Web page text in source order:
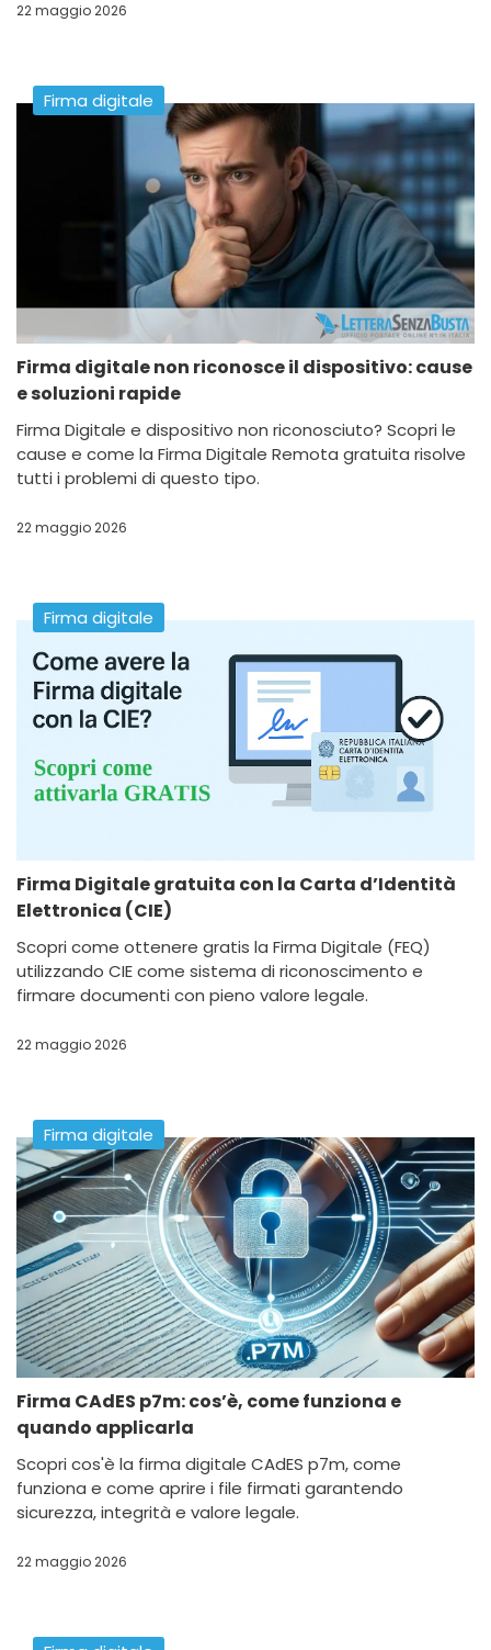
22 maggio 2026
Firma digitale
Firma digitale non riconosce il dispositivo: cause
e soluzioni rapide
Firma Digitale e dispositivo non riconosciuto? Scopri le
cause e come la Firma Digitale Remota gratuita risolve
tutti i problemi di questo tipo.
22 maggio 2026
Firma digitale
Firma Digitale gratuita con la Carta d’Identità
Elettronica (CIE)
Scopri come ottenere gratis la Firma Digitale (FEQ)
utilizzando CIE come sistema di riconoscimento e
firmare documenti con pieno valore legale.
22 maggio 2026
Firma digitale
Firma CAdES p7m: cos’è, come funziona e
quando applicarla
Scopri cos'è la firma digitale CAdES p7m, come
funziona e come aprire i file firmati garantendo
sicurezza, integrità e valore legale.
22 maggio 2026